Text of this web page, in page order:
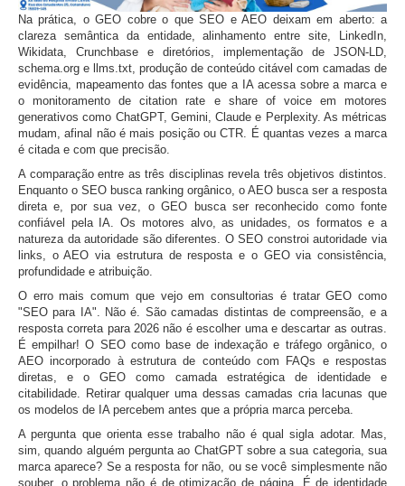
Na prática, o GEO cobre o que SEO e AEO deixam em aberto: a
clareza semântica da entidade, alinhamento entre site, LinkedIn,
Wikidata, Crunchbase e diretórios, implementação de JSON-LD,
schema.org e llms.txt, produção de conteúdo citável com camadas de
evidência, mapeamento das fontes que a IA acessa sobre a marca e
o monitoramento de citation rate e share of voice em motores
generativos como ChatGPT, Gemini, Claude e Perplexity. As métricas
mudam, afinal não é mais posição ou CTR. É quantas vezes a marca
é citada e com que precisão.
A comparação entre as três disciplinas revela três objetivos distintos.
Enquanto o SEO busca ranking orgânico, o AEO busca ser a resposta
direta e, por sua vez, o GEO busca ser reconhecido como fonte
confiável pela IA. Os motores alvo, as unidades, os formatos e a
natureza da autoridade são diferentes. O SEO constroi autoridade via
links, o AEO via estrutura de resposta e o GEO via consistência,
profundidade e atribuição.
O erro mais comum que vejo em consultorias é tratar GEO como
"SEO para IA". Não é. São camadas distintas de compreensão, e a
resposta correta para 2026 não é escolher uma e descartar as outras.
É empilhar! O SEO como base de indexação e tráfego orgânico, o
AEO incorporado à estrutura de conteúdo com FAQs e respostas
diretas, e o GEO como camada estratégica de identidade e
citabilidade. Retirar qualquer uma dessas camadas cria lacunas que
os modelos de IA percebem antes que a própria marca perceba.
A pergunta que orienta esse trabalho não é qual sigla adotar. Mas,
sim, quando alguém pergunta ao ChatGPT sobre a sua categoria, sua
marca aparece? Se a resposta for não, ou se você simplesmente não
souber, o problema não é de otimização de página. É de identidade